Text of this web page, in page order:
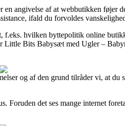
angivelse af at webbutikken føjer
ifald du forvoldes
hvilken byttepolitik online
Bits Babysæt med Ugler –
og af den grund tilråder vi, at
det ses mange internet